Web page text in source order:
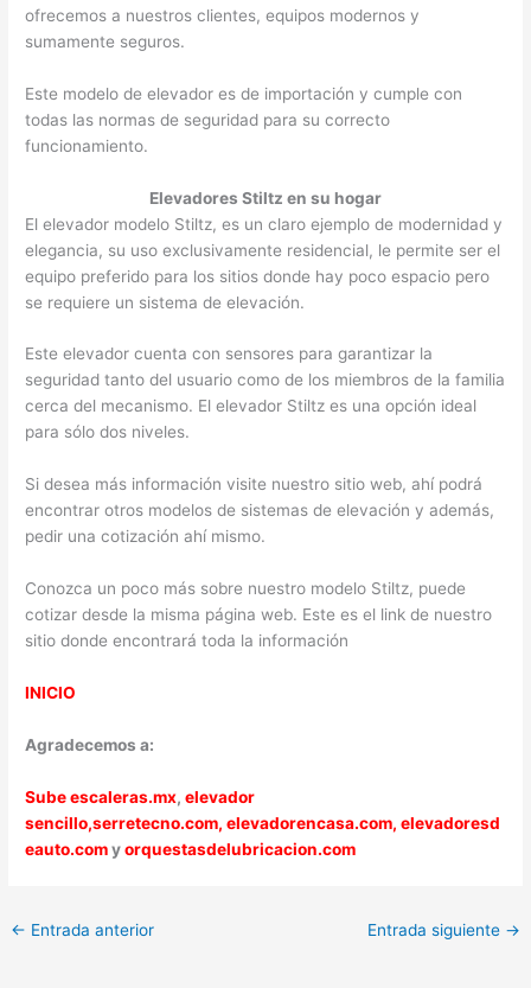
ofrecemos a nuestros clientes, equipos modernos y
sumamente seguros.
Este modelo de elevador es de importación y cumple con
todas las normas de seguridad para su correcto
funcionamiento.
Elevadores Stiltz en su hogar
El elevador modelo Stiltz, es un claro ejemplo de modernidad y
elegancia, su uso exclusivamente residencial, le permite ser el
equipo preferido para los sitios donde hay poco espacio pero
se requiere un sistema de elevación.
Este elevador cuenta con sensores para garantizar la
seguridad tanto del usuario como de los miembros de la familia
cerca del mecanismo. El elevador Stiltz es una opción ideal
para sólo dos niveles.
Si desea más información visite nuestro sitio web, ahí podrá
encontrar otros modelos de sistemas de elevación y además,
pedir una cotización ahí mismo.
Conozca un poco más sobre nuestro modelo Stiltz, puede
cotizar desde la misma página web. Este es el link de nuestro
sitio donde encontrará toda la información
INICIO
Agradecemos a:
Sube escaleras.mx,elevador
sencillo,serretecno.com, elevadorencasa.com, elevadoresd
eauto.comyorquestasdelubricacion.com
← Entrada anterior Entrada siguiente →